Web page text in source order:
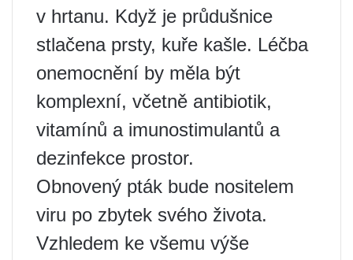
v hrtanu. Když je průdušnice
stlačena prsty, kuře kašle. Léčba
onemocnění by měla být
komplexní, včetně antibiotik,
vitamínů a imunostimulantů a
dezinfekce prostor.
Obnovený pták bude nositelem
viru po zbytek svého života.
Vzhledem ke všemu výše